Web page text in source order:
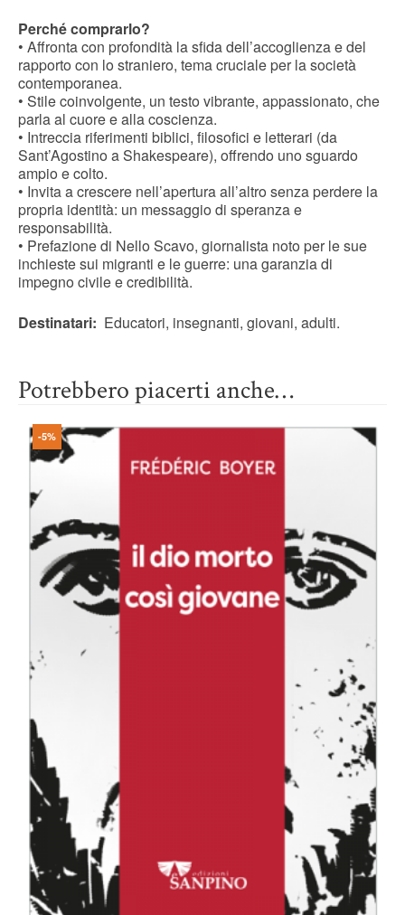
Perché comprarlo?
• Affronta con profondità la sfida dell’accoglienza e del
rapporto con lo straniero, tema cruciale per la società
contemporanea.
• Stile coinvolgente, un testo vibrante, appassionato, che
parla al cuore e alla coscienza.
• Intreccia riferimenti biblici, filosofici e letterari (da
Sant’Agostino a Shakespeare), offrendo uno sguardo
ampio e colto.
• Invita a crescere nell’apertura all’altro senza perdere la
propria identità: un messaggio di speranza e
responsabilità.
• Prefazione di Nello Scavo, giornalista noto per le sue
inchieste sui migranti e le guerre: una garanzia di
impegno civile e credibilità.
Destinatari: Educatori, insegnanti, giovani, adulti.
Potrebbero piacerti anche…
-5%